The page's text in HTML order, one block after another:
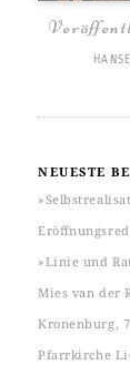
HANSE
NEUESTE
»Linie und
Mies van der
Kronenburg,
Pfarrkirche